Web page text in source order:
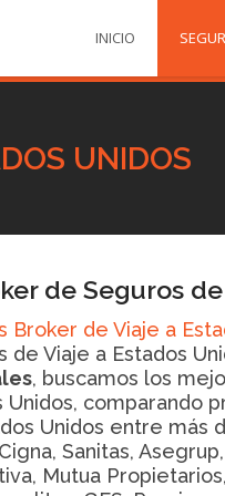
INICIO
UNIDOS
de Seguros
Broker de Viaje a
de Viaje a Estados
, buscamos los
Unidos, comparando
Unidos entre más
Sanitas,
Mutua